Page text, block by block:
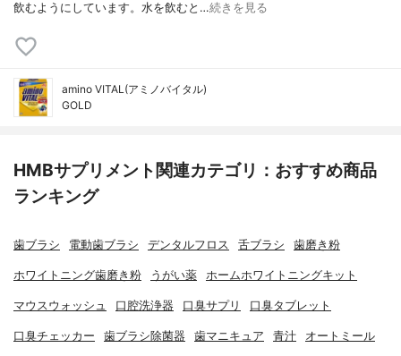
飲むようにしています。水を飲むと…続きを見る
amino VITAL(アミノバイタル)
GOLD
HMBサプリメント関連カテゴリ：おすすめ商品
ランキング
歯ブラシ 電動歯ブラシ デンタルフロス 舌ブラシ 歯磨き粉
ホワイトニング歯磨き粉 うがい薬 ホームホワイトニングキット
マウスウォッシュ 口腔洗浄器 口臭サプリ 口臭タブレット
口臭チェッカー 歯ブラシ除菌器 歯マニキュア 青汁 オートミール